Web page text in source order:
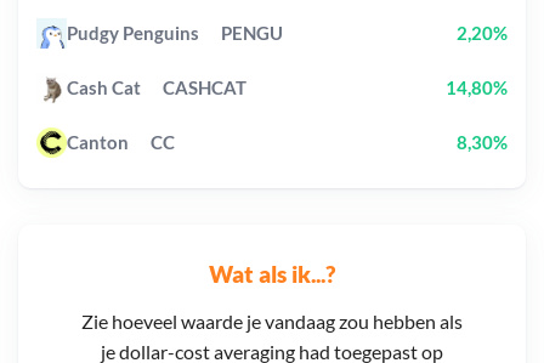
Wat als ik...?
Zie hoeveel waarde je vandaag zou hebben als
je dollar-cost averaging had toegepast op
Pudgy Penguins PENGU 2,20%
Cash Cat CASHCAT 14,80%
Canton CC 8,30%